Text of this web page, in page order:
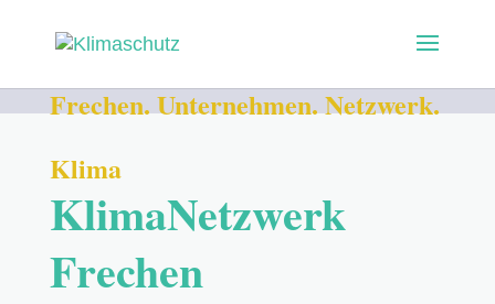
Frechen. Unternehmen. Netzwerk.
Klima
KlimaNetzwerk
Frechen